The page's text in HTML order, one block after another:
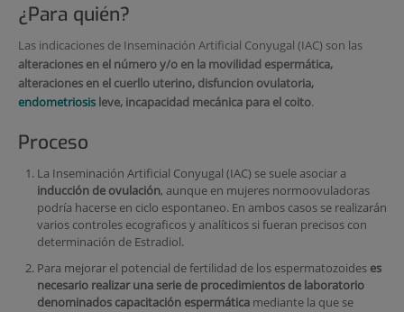
¿Para quién?
Las indicaciones de Inseminación Artificial Conyugal (IAC) son las
alteraciones en el número y/o en la movilidad espermática,
alteraciones en el cuerllo uterino, disfuncion ovulatoria,
endometriosisleve, incapacidad mecánica para el coito.
Proceso
La Inseminación Artificial Conyugal (IAC) se suele asociar a
inducción de ovulación, aunque en mujeres normoovuladoras
podría hacerse en ciclo espontaneo. En ambos casos se realizarán
varios controles ecograficos y analíticos si fueran precisos con
determinación de Estradiol.
Para mejorar el potencial de fertilidad de los espermatozoides es
necesario realizar una serie de procedimientos de laboratorio
denominados capacitación espermáticamediante la que se